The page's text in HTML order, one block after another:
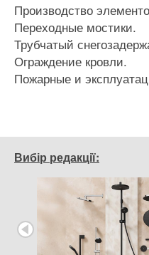
Производство
Переходные мостики.
Трубчатый
Ограждение кровли.
Пожарные и
Вибір редакції: